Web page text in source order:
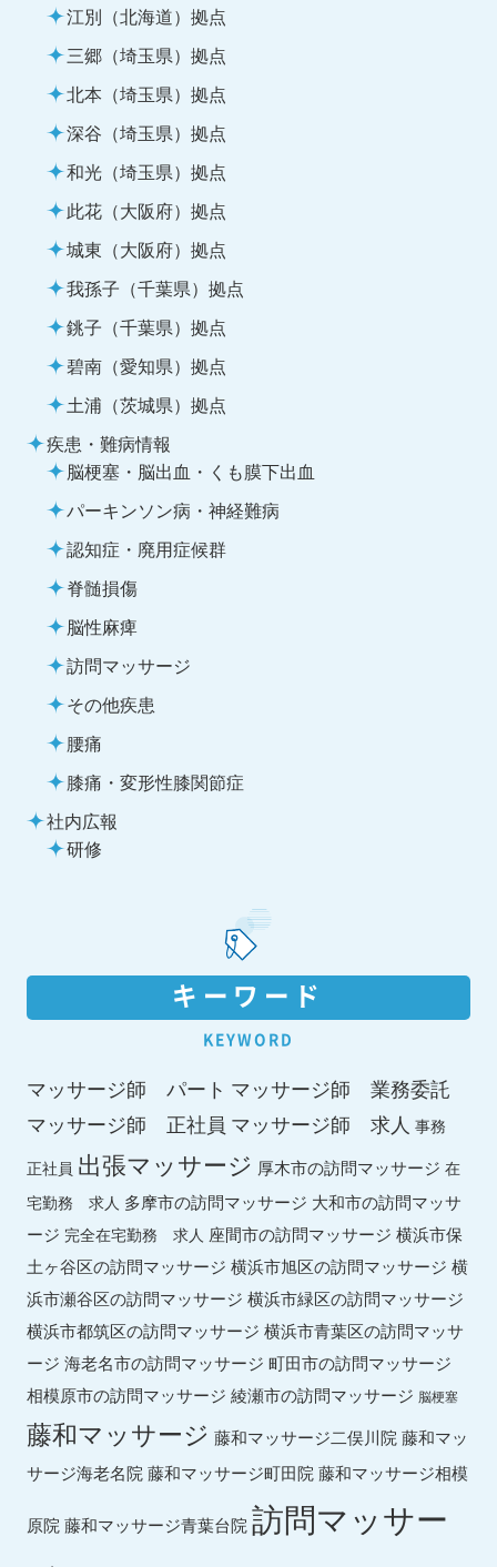
江別（北海道）拠点
三郷（埼玉県）拠点
北本（埼玉県）拠点
深谷（埼玉県）拠点
和光（埼玉県）拠点
此花（大阪府）拠点
城東（大阪府）拠点
我孫子（千葉県）拠点
銚子（千葉県）拠点
碧南（愛知県）拠点
土浦（茨城県）拠点
疾患・難病情報
脳梗塞・脳出血・くも膜下出血
パーキンソン病・神経難病
認知症・廃用症候群
脊髄損傷
脳性麻痺
訪問マッサージ
その他疾患
腰痛
膝痛・変形性膝関節症
社内広報
研修
キーワード
KEYWORD
マッサージ師 パート マッサージ師 業務委託
マッサージ師 正社員 マッサージ師 求人 事務
正社員 出張マッサージ 厚木市の訪問マッサージ 在
宅勤務 求人 多摩市の訪問マッサージ 大和市の訪問マッサ
ージ 完全在宅勤務 求人 座間市の訪問マッサージ 横浜市保
土ヶ谷区の訪問マッサージ 横浜市旭区の訪問マッサージ 横
浜市瀬谷区の訪問マッサージ 横浜市緑区の訪問マッサージ
横浜市都筑区の訪問マッサージ 横浜市青葉区の訪問マッサ
ージ 海老名市の訪問マッサージ 町田市の訪問マッサージ
相模原市の訪問マッサージ 綾瀬市の訪問マッサージ 脳梗塞
藤和マッサージ 藤和マッサージ二俣川院 藤和マッ
サージ海老名院 藤和マッサージ町田院 藤和マッサージ相模
原院 藤和マッサージ青葉台院 訪問マッサー